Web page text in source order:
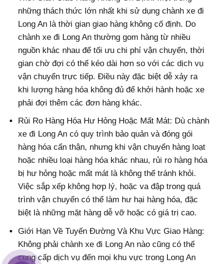
những thách thức lớn nhất khi sử dụng chành xe đi
Long An là thời gian giao hàng không cố định. Do
chành xe đi Long An thường gom hàng từ nhiều
nguồn khác nhau để tối ưu chi phí vận chuyển, thời
gian chờ đợi có thể kéo dài hơn so với các dịch vụ
vận chuyển trực tiếp. Điều này đặc biệt dễ xảy ra
khi lượng hàng hóa không đủ để khởi hành hoặc xe
phải đợi thêm các đơn hàng khác.
Rủi Ro Hàng Hóa Hư Hỏng Hoặc Mất Mát: Dù chành
xe đi Long An có quy trình bảo quản và đóng gói
hàng hóa cẩn thận, nhưng khi vận chuyển hàng loạt
hoặc nhiều loại hàng hóa khác nhau, rủi ro hàng hóa
bị hư hỏng hoặc mất mát là không thể tránh khỏi.
Việc sắp xếp không hợp lý, hoặc va đập trong quá
trình vận chuyển có thể làm hư hại hàng hóa, đặc
biệt là những mặt hàng dễ vỡ hoặc có giá trị cao.
Giới Hạn Về Tuyến Đường Và Khu Vực Giao Hàng:
Không phải chành xe đi Long An nào cũng có thể
cung cấp dịch vụ đến mọi khu vực trong Long An